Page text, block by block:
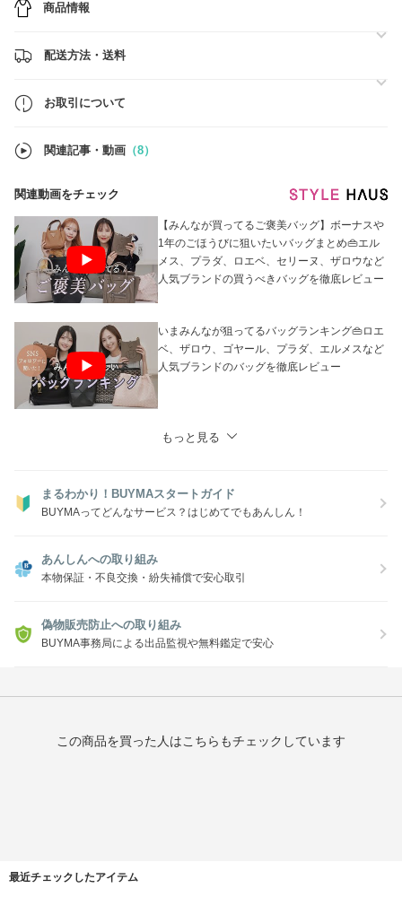
※ご注文前に「お取引について」をご一読ください。
その他気になる商品やご質問等ございましたら、お気軽にお問い合わせ
ください。
▼Louis Vuitton
https://www.buyma.com/r/_LOUIS-VUITTON-
B13055113/
▼CHANEL
B13055113O1/?af=4031
https://www.buyma.com/r/_HERMES-
%E3%82%A8%E3%83%AB%E3%83%A1%E3%82%B9/-B13055113/
商品情報
配送方法・送料
お取引について
関連記事・動画 （8）
関連動画をチェック
【みんなが買ってるご褒美バッグ】ボーナスや
1年のごほうびに狙いたいバッグまとめ👜エル
メス、プラダ、ロエベ、セリーヌ、ザロウなど
人気ブランドの買うべきバッグを徹底レビュー
いまみんなが狙ってるバッグランキング👜ロエ
ベ、ザロウ、ゴヤール、プラダ、エルメスなど
人気ブランドのバッグを徹底レビュー
もっと見る
まるわかり！BUYMAスタートガイド
BUYMAってどんなサービス？はじめてでもあんしん！
あんしんへの取り組み
本物保証・不良交換・紛失補償で安心取引
偽物販売防止への取り組み
BUYMA事務局による出品監視や無料鑑定で安心
この商品を買った人はこちらもチェックしています
最近チェックしたアイテム